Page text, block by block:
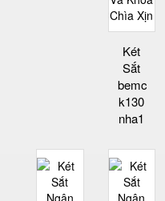
Két
Sắt
bemc
k130
nha1